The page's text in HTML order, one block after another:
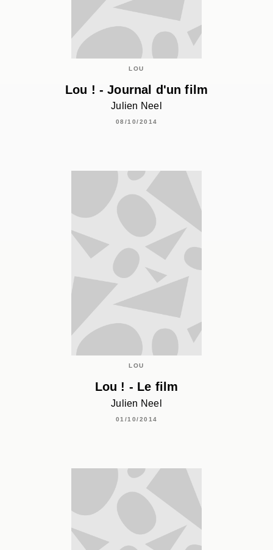
LOU
Lou ! - Journal d'un film
Julien Neel
08/10/2014
LOU
Lou ! - Le film
Julien Neel
01/10/2014